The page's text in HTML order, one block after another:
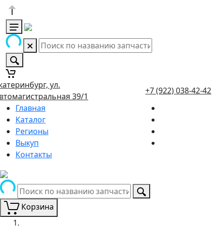
ул.
39/1
+7 (922) 038-42-42
Главная
Каталог
Регионы
Выкуп
Контакты
Корзина